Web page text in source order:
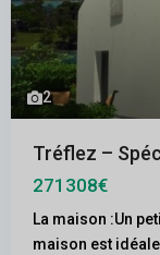
2
Tréflez –
271308€
La maison :Un
maison est